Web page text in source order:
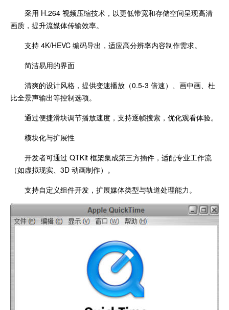
采用 H.264 视频压缩技术，以更低带宽和存储空间呈现高清
画质，提升流媒体传输效率。
支持 4K/HEVC 编码导出，适应高分辨率内容制作需求。
简洁易用的界面
清爽的设计风格，提供变速播放（0.5-3 倍速）、画中画、杜
比全景声输出等控制选项。
通过便捷滑块调节播放速度，支持逐帧搜索，优化观看体验。
模块化与扩展性
开发者可通过 QTKit 框架集成第三方插件，适配专业工作流
（如虚拟现实、3D 动画制作）。
支持自定义组件开发，扩展媒体类型与轨道处理能力。